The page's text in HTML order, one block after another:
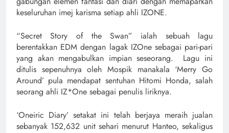
keseluruhan imej karisma setiap ahli IZONE.
“Secret Story of the Swan” ialah sebuah lagu
berentakkan EDM dengan lagak IZOne sebagai pari-pari
yang akan mengabulkan impian seseorang. Lagu ini
ditulis sepenuhnya oleh Mospik manakala ‘Merry Go
Around’ pula mendapat sentuhan Hitomi Honda, salah
seorang ahli IZ*One sebagai penulis liriknya.
‘Oneiric Diary’ setakat ini telah berjaya meraih jualan
sebanyak 152,632 unit sehari menurut Hanteo, sekaligus